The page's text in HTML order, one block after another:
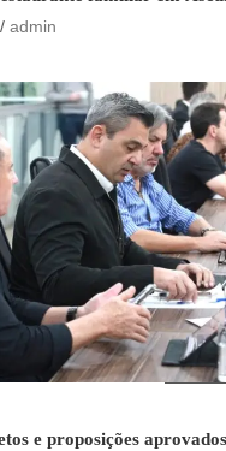
admin
e proposições aprovados